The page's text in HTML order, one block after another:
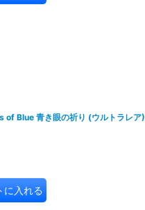
Blue 青き眼の祈り (ウルトラレア)
に入れる